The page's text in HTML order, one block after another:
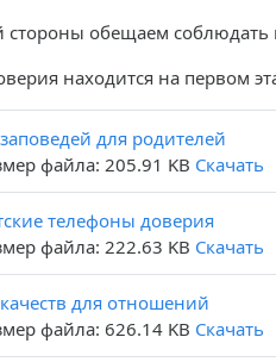
стороны обещаем
находится на первом
для родителей
файла: 205.91 KB Скачать
телефоны доверия
файла: 222.63 KB Скачать
для отношений
файла: 626.14 KB Скачать